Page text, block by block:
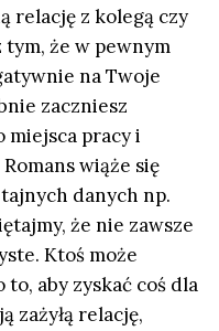
relację z kolegą czy
tym, że w pewnym
na Twoje
zaczniesz
miejsca pracy i
wiąże się
danych np.
że nie zawsze
Ktoś może
to, aby zyskać coś dla
zażyłą relację,